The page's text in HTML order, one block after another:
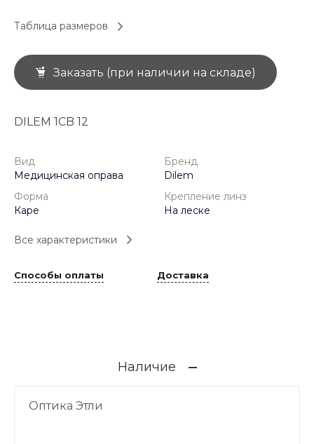
Таблица размеров
Заказать (при наличии на складе)
DILEM 1CB 12
Вид
Медицинская оправа
Бренд
Dilem
Форма
Каре
Крепление линз
На леске
Все характеристики
Способы оплаты Доставка
Наличие
Оптика Этли